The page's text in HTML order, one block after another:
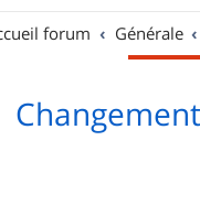
forum Générale